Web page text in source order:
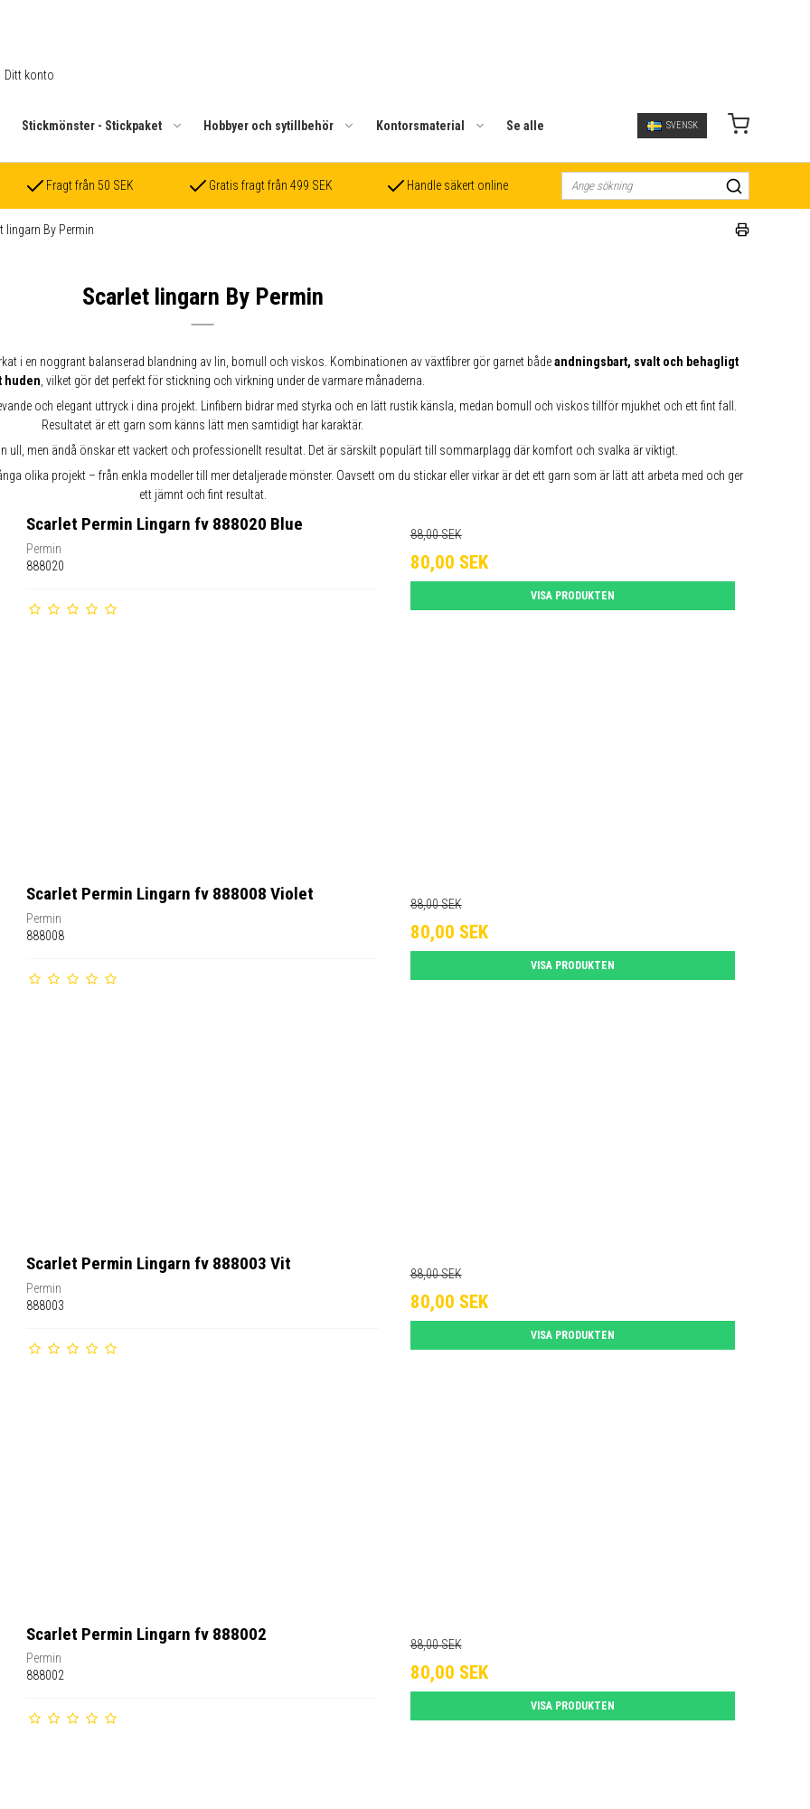
Ditt konto
Stickmönster - Stickpaket Hobbyer och sytillbehör Kontorsmaterial Se alle SVENSK
Fragt från 50 SEK Gratis fragt från 499 SEK Handle säkert online
lingarn By Permin
Scarlet lingarn By Permin
i en noggrant balanserad blandning av lin, bomull och viskos. Kombinationen av växtfibrer gör garnet bådeandningsbart, svalt och behagligt
huden , vilket gör det perfekt för stickning och virkning under de varmare månaderna.
och elegant uttryck i dina projekt. Linfibern bidrar med styrka och en lätt rustik känsla, medan bomull och viskos tillför mjukhet och ett fint fall.
Resultatet är ett garn som känns lätt men samtidigt har karaktär.
ull, men ändå önskar ett vackert och professionellt resultat. Det är särskilt populärt till sommarplagg där komfort och svalka är viktigt.
olika projekt – från enkla modeller till mer detaljerade mönster. Oavsett om du stickar eller virkar är det ett garn som är lätt att arbeta med och ger
ett jämnt och fint resultat.
Scarlet Permin Lingarn fv 888020 Blue
Permin
888020
88,00 SEK
80,00 SEK
VISA PRODUKTEN
Scarlet Permin Lingarn fv 888008 Violet
Permin
888008
88,00 SEK
80,00 SEK
VISA PRODUKTEN
Scarlet Permin Lingarn fv 888003 Vit
Permin
888003
88,00 SEK
80,00 SEK
VISA PRODUKTEN
Scarlet Permin Lingarn fv 888002
Permin
888002
88,00 SEK
80,00 SEK
VISA PRODUKTEN